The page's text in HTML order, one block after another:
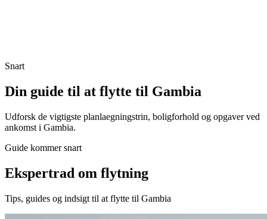
Snart
Din guide til at flytte til Gambia
Udforsk de vigtigste planlaegningstrin, boligforhold og opgaver ved
ankomst i Gambia.
Guide kommer snart
Ekspertrad om flytning
Tips, guides og indsigt til at flytte til Gambia